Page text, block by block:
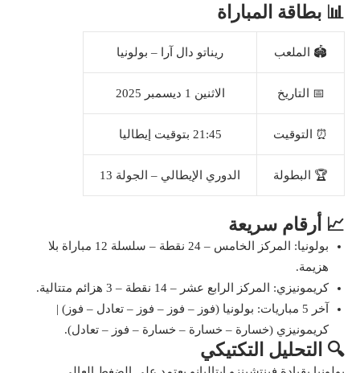
📊 بطاقة المباراة
🏟️ الملعب ريناتو دال آرا – بولونيا
📅 التاريخ الاثنين 1 ديسمبر 2025
⏰ التوقيت 21:45 بتوقيت إيطاليا
🏆 البطولة الدوري الإيطالي – الجولة 13
📈 أرقام سريعة
بولونيا: المركز الخامس – 24 نقطة – سلسلة 12 مباراة بلا
هزيمة.
كريمونيزي: المركز الرابع عشر – 14 نقطة – 3 هزائم متتالية.
آخر 5 مباريات: بولونيا (فوز – فوز – فوز – تعادل – فوز) |
كريمونيزي (خسارة – خسارة – خسارة – فوز – تعادل).
🔍 التحليل التكتيكي